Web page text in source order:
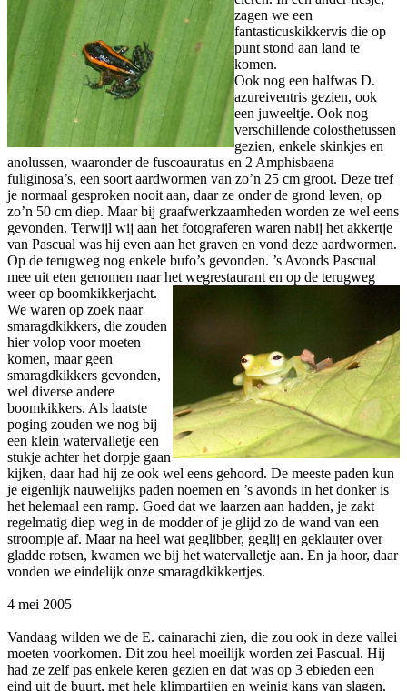
zagen we een
fantasticuskikkervis die op
punt stond aan land te
komen.
Ook nog een halfwas D.
azureiventris gezien, ook
een juweeltje. Ook nog
verschillende colosthetussen
gezien, enkele skinkjes en
anolussen, waaronder de fuscoauratus en 2 Amphisbaena
fuliginosa’s, een soort aardwormen van zo’n 25 cm groot. Deze tref
je normaal gesproken nooit aan, daar ze onder de grond leven, op
zo’n 50 cm diep. Maar bij graafwerkzaamheden worden ze wel eens
gevonden. Terwijl wij aan het fotograferen waren nabij het akkertje
van Pascual was hij even aan het graven en vond deze aardwormen.
Op de terugweg nog enkele bufo’s gevonden. ’s Avonds Pascual
mee uit eten genomen naar het wegrestaurant en op de terugweg
weer op boomkikkerjacht.
We waren op zoek naar
smaragdkikkers, die zouden
hier volop voor moeten
komen, maar geen
smaragdkikkers gevonden,
wel diverse andere
boomkikkers. Als laatste
poging zouden we nog bij
een klein watervalletje een
stukje achter het dorpje gaan
kijken, daar had hij ze ook wel eens gehoord. De meeste paden kun
je eigenlijk nauwelijks paden noemen en ’s avonds in het donker is
het helemaal een ramp. Goed dat we laarzen aan hadden, je zakt
regelmatig diep weg in de modder of je glijd zo de wand van een
stroompje af. Maar na heel wat geglibber, geglij en geklauter over
gladde rotsen, kwamen we bij het watervalletje aan. En ja hoor, daar
vonden we eindelijk onze smaragdkikkertjes.
4 mei 2005
Vandaag wilden we de E. cainarachi zien, die zou ook in deze vallei
moeten voorkomen. Dit zou heel moeilijk worden zei Pascual. Hij
had ze zelf pas enkele keren gezien en dat was op 3 ebieden een
eind uit de buurt, met hele klimpartijen en weinig kans van slagen.